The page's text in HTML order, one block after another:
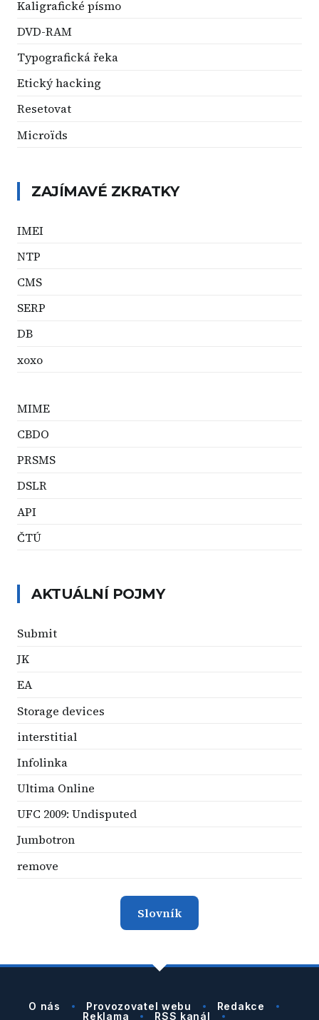
Kaligrafické písmo
DVD-RAM
Typografická řeka
Etický hacking
Resetovat
Microïds
ZAJÍMAVÉ ZKRATKY
IMEI
NTP
CMS
SERP
DB
xoxo
MIME
CBDO
PRSMS
DSLR
API
ČTÚ
AKTUÁLNÍ POJMY
Submit
JK
EA
Storage devices
interstitial
Infolinka
Ultima Online
UFC 2009: Undisputed
Jumbotron
remove
Slovník
O nás Provozovatel webu
Redakce
Reklama
RSS kanál